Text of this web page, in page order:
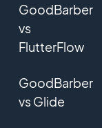
GoodBarber
vs
FlutterFlow
GoodBarber
vs Glide